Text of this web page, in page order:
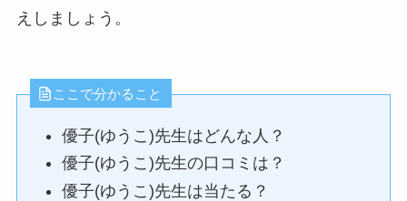
えしましょう。
ここで分かること
優子(ゆうこ)先生はどんな人？
優子(ゆうこ)先生の口コミは？
優子(ゆうこ)先生は当たる？